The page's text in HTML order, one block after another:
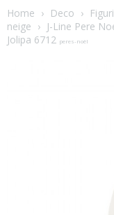
Home › Deco ›
neige › J-Line Pere
Jolipa 6712 peres-noël